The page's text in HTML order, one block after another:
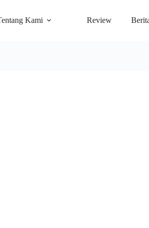
Kami Review